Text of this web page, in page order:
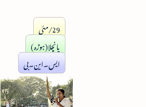
29/مئی
پانچلا(ہوڑہ)
ایس۔این۔بی